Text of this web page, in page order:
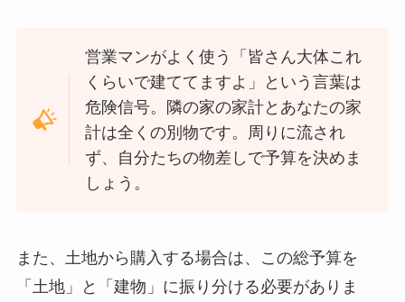
営業マンがよく使う「皆さん大体これ
くらいで建ててますよ」という言葉は
危険信号。隣の家の家計とあなたの家
計は全くの別物です。周りに流され
ず、自分たちの物差しで予算を決めま
しょう。
また、土地から購入する場合は、この総予算を
「土地」と「建物」に振り分ける必要がありま